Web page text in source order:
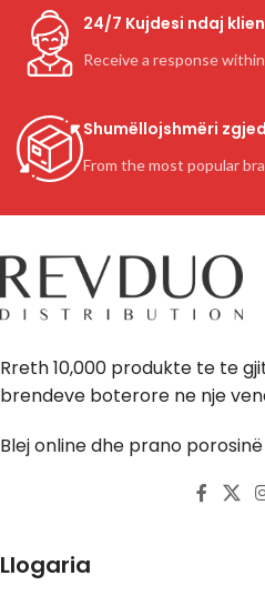
24/7 Kujdesi ndaj
Receive a response
Shumëllojshmëri
From the most popular
Rreth 10,000 produkte te te
brendeve boterore ne nje
Blej online dhe prano
Llogaria